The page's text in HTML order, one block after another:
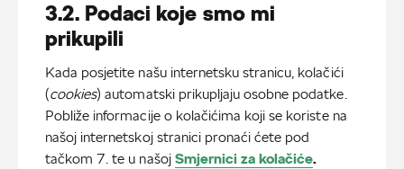
3.2. Podaci koje smo mi
prikupili
Kada posjetite našu internetsku stranicu, kolačići
(cookies) automatski prikupljaju osobne podatke.
Pobliže informacije o kolačićima koji se koriste na
našoj internetskoj stranici pronaći ćete pod
tačkom 7. te u našoj Smjernici za kolačiće.